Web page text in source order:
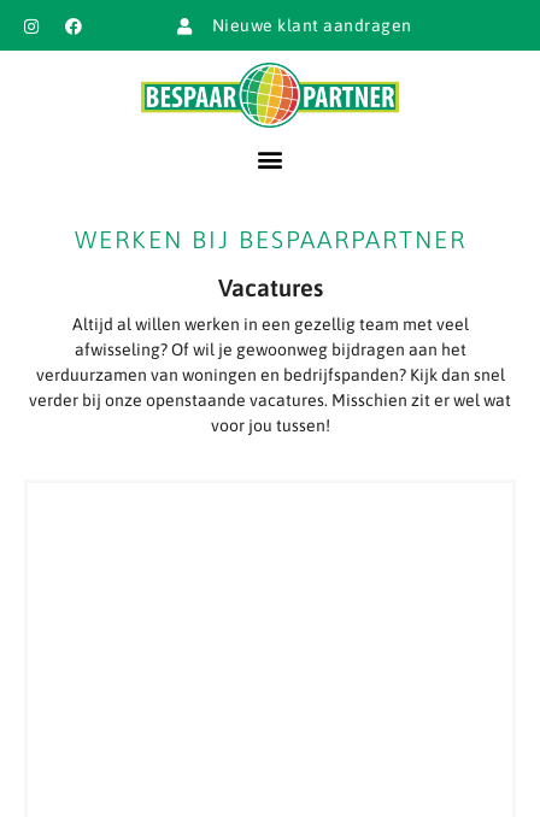
Nieuwe klant aandragen
WERKEN BIJ BESPAARPARTNER
Vacatures
Altijd al willen werken in een gezellig team met veel
afwisseling? Of wil je gewoonweg bijdragen aan het
verduurzamen van woningen en bedrijfspanden? Kijk dan snel
verder bij onze openstaande vacatures. Misschien zit er wel wat
voor jou tussen!